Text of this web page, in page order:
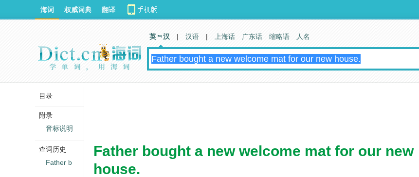
Father bought a new welcome mat for our new
house.
海词 权威词典 翻译
英 汉 | 汉语 | 上海话 广东话 缩略语 人名
目录
附录
音标说明
查词历史
Father b